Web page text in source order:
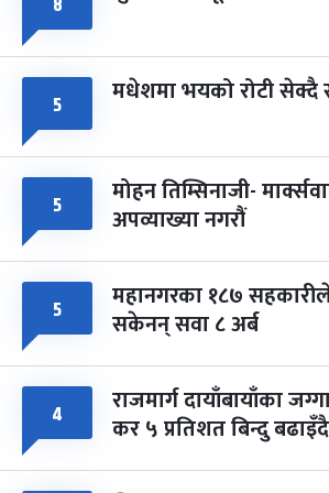
५ मधेशमा भयको रोटी सेक्दै
५ मोहन तिम्सिनाजी-
अपव्याख्या नगरौं
५ महानगरका १८७ सहकारीले
सकेनन् सवा ८ अर्ब
४ राजमार्ग दायाँबायाँका
कर ५ प्रतिशत बिन्दु बढाइँदै